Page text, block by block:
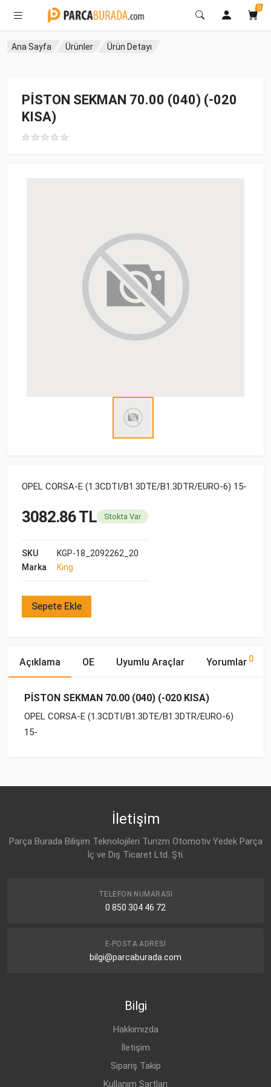
0
Ana Sayfa Ürünler Ürün Detayı
PİSTON SEKMAN 70.00 (040) (-020
KISA)
OPEL CORSA-E (1.3CDTI/B1.3DTE/B1.3DTR/EURO-6) 15-
3082.86 TL Stokta Var
SKU
KGP-18_2092262_20
Marka
King
Sepete Ekle
Açıklama OE Uyumlu Araçlar Yorumlar 0
PİSTON SEKMAN 70.00 (040) (-020 KISA)
OPEL CORSA-E (1.3CDTI/B1.3DTE/B1.3DTR/EURO-6)
15-
OPEL
İletişim
Parça Burada Bilişim Teknolojileri Turizm Otomotiv Yedek Parça
İç ve Dış Ticaret Ltd. Şti.
TELEFON NUMARASI
0 850 304 46 72
E-POSTA ADRESI
bilgi@parcaburada.com
Bilgi
Hakkımızda
İletişim
Sipariş Takip
Kullanım Şartları